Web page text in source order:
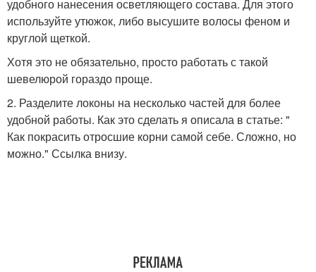
удобного нанесения осветляющего состава. Для этого
используйте утюжок, либо высушите волосы феном и
круглой щеткой.
Хотя это не обязательно, просто работать с такой
шевелюрой гораздо проще.
2. Разделите локоны на несколько частей для более
удобной работы. Как это сделать я описала в статье: "
Как покрасить отросшие корни самой себе. Сложно, но
можно." Ссылка внизу.